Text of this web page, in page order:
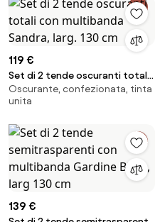
119 €
Set di 2 tende oscuranti totali
con multibanda Sandra, larg.
130 cm
Oscurante, confezionata, tinta
unita
139 €